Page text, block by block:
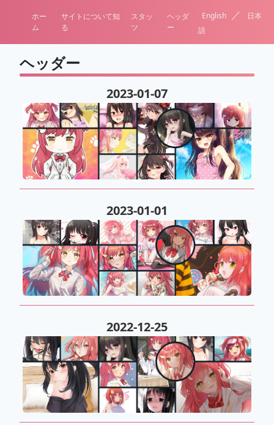
ホー
ム
サイトについて知
る
スタッ
ツ
ヘッダ
ー
English ／
日本
語
ヘッダー
2023-01-07
2023-01-01
2022-12-25